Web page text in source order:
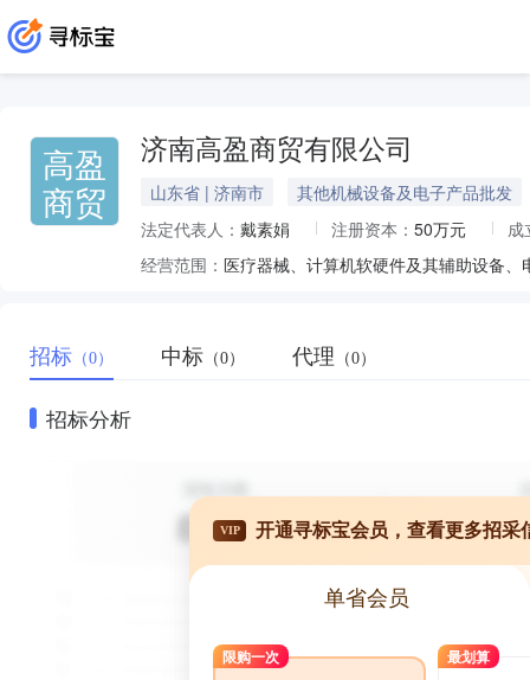
高盈
商贸
济南高盈商贸有限公司
山东省 | 济南市
其他机械设备及电子产品批发
法定代表人： 戴素娟 注册资本： 50万元
成
经营范围：
招标 （0） 中标 （0） 代理 （0）
招标分析
VIP 开通寻标宝会员，查看更多招采
单省会员
限购一次 最划算